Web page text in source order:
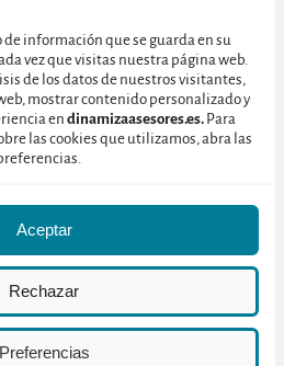
de información que se guarda en su
vez que visitas nuestra página web.
de los datos de nuestros visitantes,
mostrar contenido personalizado y
en dinamizaasesores.es. Para
las cookies que utilizamos, abra las
Aceptar
Rechazar
Preferencias
•Política de Privacidad